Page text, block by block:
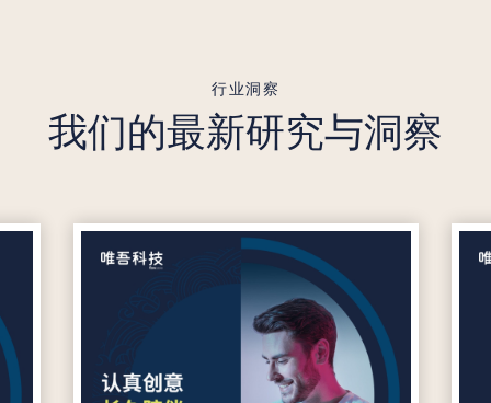
行业洞察
我们的最新研究与洞察